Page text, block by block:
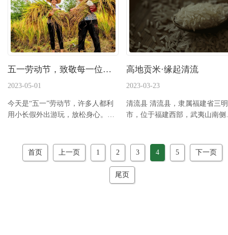
五一劳动节，致敬每一位新农人。
2023-05-01
今天是“五一”劳动节，许多人都利
用小长假外出游玩，放松身心。但
高地贡米·缘起清流
2023-03-23
清流县 清流县，隶属福建省三明
市，位于福建西部，武夷山南侧
首页 上一页 1 2 3 4 5 下一页
尾页